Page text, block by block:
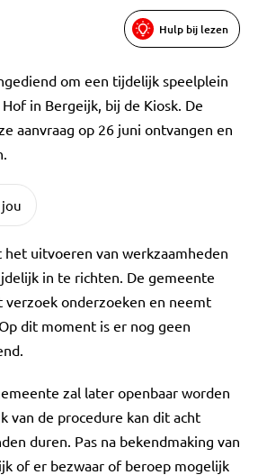
Hulp bij lezen
om een tijdelijk speelplein
in Bergeijk, bij de Kiosk. De
aanvraag op 26 juni ontvangen en
het uitvoeren van werkzaamheden
in te richten. De gemeente
verzoek onderzoeken en neemt
dit moment is er nog geen
zal later openbaar worden
van de procedure kan dit acht
duren. Pas na bekendmaking van
of er bezwaar of beroep mogelijk